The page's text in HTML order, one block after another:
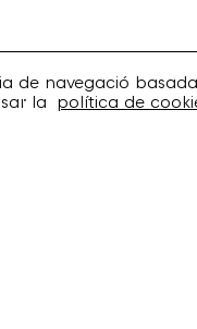
navegació
la
política de